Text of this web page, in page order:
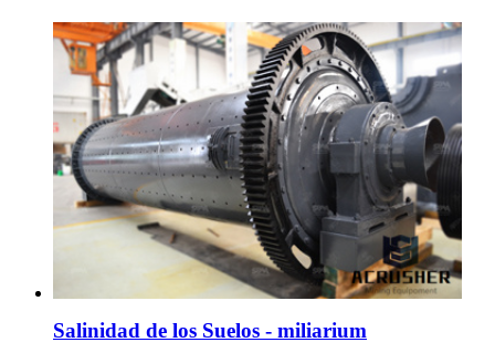
Salinidad de los Suelos - miliarium